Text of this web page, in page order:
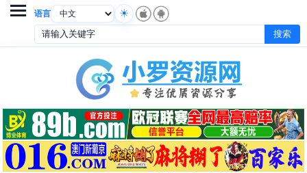
语言
